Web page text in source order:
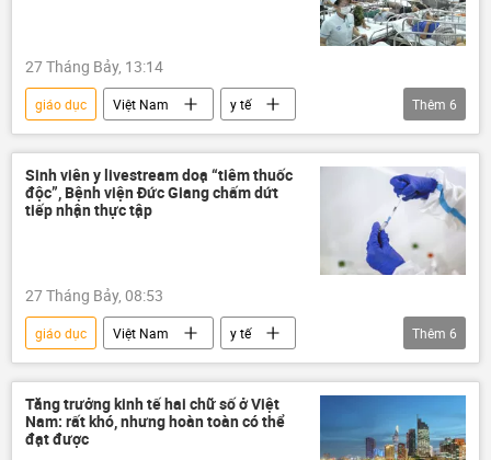
biểu tượng
Việt Nam
Liên bang Nga
Liên Xô
chuyên gia
27 Tháng Bảy, 13:14
giáo dục Việt Nam
y tế
Bộ Y Tế Việt Nam
y khoa
Bộ Giáo dục và Đào Tạo
sinh viên
mạng xã hội
Xã hội
Thêm 6
Sinh viên y livestream doạ “tiêm thuốc
độc”, Bệnh viện Đức Giang chấm dứt
tiếp nhận thực tập
27 Tháng Bảy, 08:53
giáo dục Việt Nam
y tế
Bộ Y Tế Việt Nam
Bộ Giáo dục và Đào Tạo
sinh viên
mạng xã hội
Xã hội
phát ngôn
Thêm 6
Tăng trưởng kinh tế hai chữ số ở Việt
Nam: rất khó, nhưng hoàn toàn có thể
đạt được